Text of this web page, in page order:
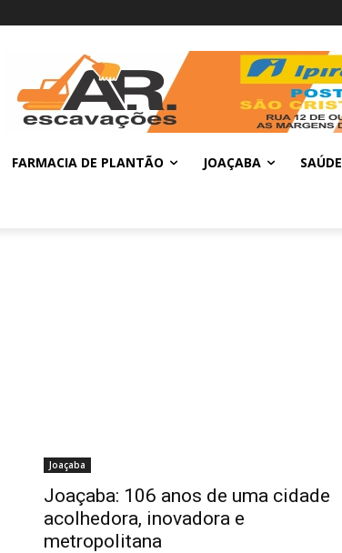
FARMACIA DE PLANTÃO JOAÇABA SAÚDE
Joaçaba
Joaçaba: 106 anos de uma cidade
acolhedora, inovadora e
metropolitana